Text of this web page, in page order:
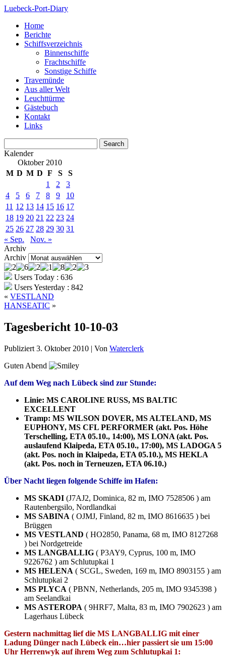
Luebeck-Port-Diary
Home
Berichte
Schiffsverzeichnis
Binnenschiffe
Frachtschiffe
Sonstige Schiffe
Travemünde
Aus aller Welt
Leuchttürme
Gästebuch
Kontakt
Links
Kalender
Oktober 2010
M D M D F S
S
1
2
3
4
5 6 7 8 9
10
11 12 13 14 15 16 17
18 19 20 21 22 23 24
25 26 27 28 29 30 31
« Sep.
Nov. »
Archiv
Archiv
Users Today : 636
Users Yesterday : 842
« VESTLAND
HANSEATIC »
Tagesbericht 10-10-03
Publiziert 3. Oktober 2010 | Von Waterclerk
Guten Abend
Auf dem Weg nach Lübeck sind zur Stunde:
Linie: MS CAROLINE RUSS, MS BALTIC
EXCELLENT
Tramp: MS WILSON DOVER, MS ALTELAND, MS
EUPHONY, MS CFL PERFORMER (akt. Pos. Höhe
Terschelling, ETA 05.10., 14:00), MS LONA (akt. Pos.
auslaufend Klaipeda, ETA 05.10., 17:00), MS LADOGA 5
(akt. Pos. noch in Klaipeda, ETA 05.10.), MS HEKLA
(akt. Pos. noch in Terneuzen, ETA 06.10.)
Über Nacht liegen folgende Schiffe im Hafen:
MS SKADI (J7AJ2, Dominica, 82 m, IMO 7528506 ) am
Rautenbergsilo, Nordlandkai
MS SABINA ( OJMJ, Finland, 82 m, IMO 8616635 ) bei
Brüggen
MS VESTLAND ( HO2850, Panama, 68 m, IMO 8127268
) bei Nordgetreide
MS LANGBALLIG ( P3AY9, Cyprus, 100 m, IMO
9226762 ) am Schlutupkai 1
MS HELENA ( SCGL, Sweden, 169 m, IMO 8903155 ) am
Schlutupkai 2
MS PLYCA ( PBNN, Netherlands, 205 m, IMO 9345398 )
am Seelandkai
MS ASTEROPA ( 9HRF7, Malta, 83 m, IMO 7902623 ) am
Lagerhaus Lübeck
Gestern nachmittag lief die MS LANGBALLIG mit einer
Ladung Dünger nach Lübeck ein…hier passiert sie um 15:00
Uhr Herrenwyk auf ihrem Weg zum Schlutupkai 1: